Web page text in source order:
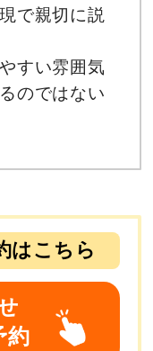
で親切に説
すい雰囲気
のではない
はこちら
約